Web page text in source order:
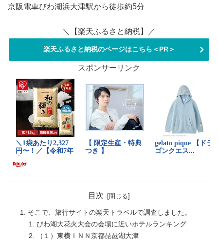
京阪電車びわ湖浜大津駅から徒歩約5分
＼【楽天ふるさと納税】／
楽天ふるさと納税のページはこちら＜PR＞
スポンサーリンク
目次
そこで、旅行サイトの楽天トラベルで調査しました。
びわ湖大花火大会の会場に近いホテルランキング
（１）東横ＩＮＮ京都琵琶湖大津